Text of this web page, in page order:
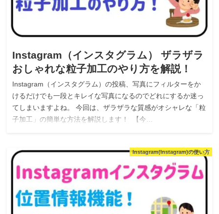
Instagram（インスタグラム） ザラザラ
おしゃれな粒子加工のやり方を解説！
Instagram（インスタグラム）の投稿、写真にフィルターをか
けるだけでも一段とキレイな写真になるのでどれにするか迷っ
てしまいますよね。 今回は、ザラザラな質感がオシャレな「粒
子加工」の簡単な方法を解説します！ 【今…
Instagram(Instagram)の使い方